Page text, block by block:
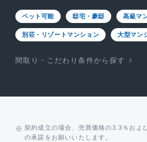
ペット可能 邸宅・豪邸 高級マ
別荘・リゾートマンション 大型マン
間取り・こだわり条件から探す
契約成立の場合、売買価格の3.3％およ
の承諾をお願いいたします。